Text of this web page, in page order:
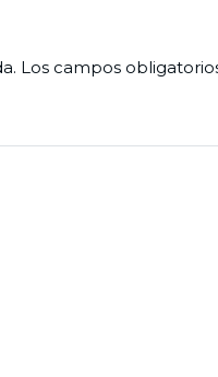
Los campos